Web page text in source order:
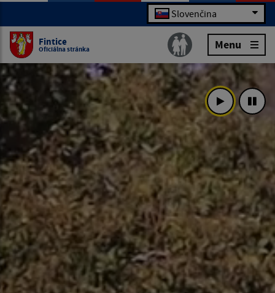
Slovenčina
Fintice
Oficiálna stránka Menu